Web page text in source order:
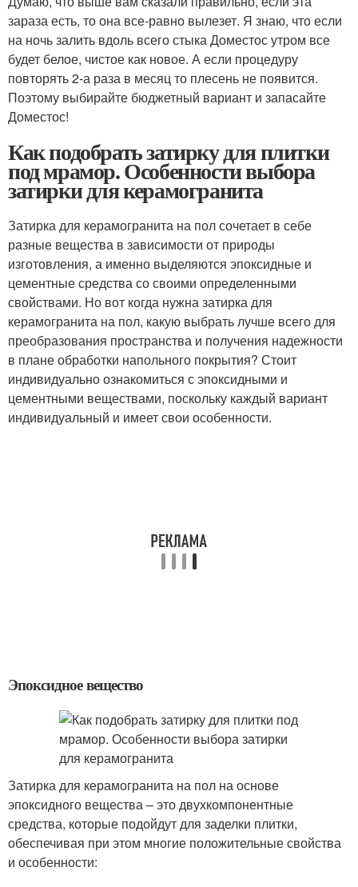
зараза есть, то она все-равно вылезет. Я знаю, что если
на ночь залить вдоль всего стыка Доместос утром все
будет белое, чистое как новое. А если процедуру
повторять 2-а раза в месяц то плесень не появится.
Поэтому выбирайте бюджетный вариант и запасайте
Доместос!
Как подобрать затирку для плитки
под мрамор. Особенности выбора
затирки для керамогранита
Затирка для керамогранита на пол сочетает в себе
разные вещества в зависимости от природы
изготовления, а именно выделяются эпоксидные и
цементные средства со своими определенными
свойствами. Но вот когда нужна затирка для
керамогранита на пол, какую выбрать лучше всего для
преобразования пространства и получения надежности
в плане обработки напольного покрытия? Стоит
индивидуально ознакомиться с эпоксидными и
цементными веществами, поскольку каждый вариант
индивидуальный и имеет свои особенности.
Эпоксидное вещество
Затирка для керамогранита на пол на основе
эпоксидного вещества – это двухкомпонентные
средства, которые подойдут для заделки плитки,
обеспечивая при этом многие положительные свойства
и особенности: